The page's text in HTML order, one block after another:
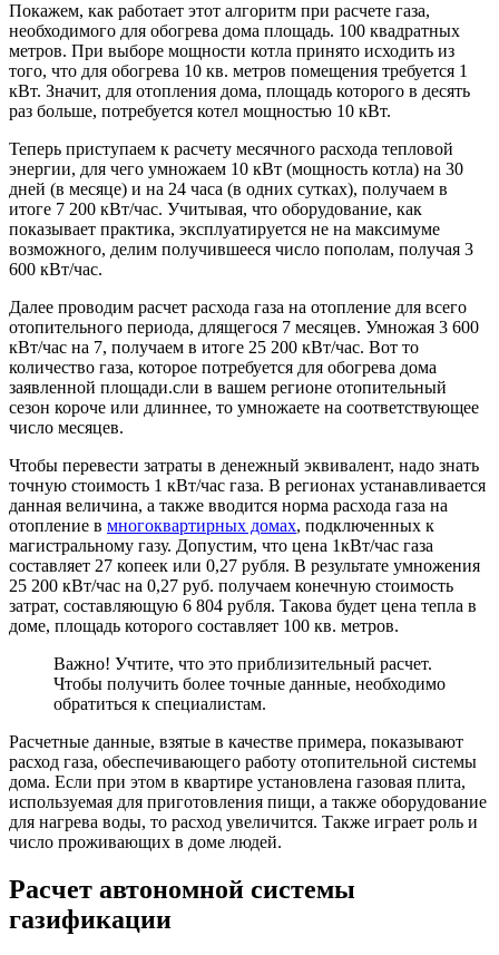
Покажем, как работает этот алгоритм при расчете газа,
необходимого для обогрева дома площадь. 100 квадратных
метров. При выборе мощности котла принято исходить из
того, что для обогрева 10 кв. метров помещения требуется 1
кВт. Значит, для отопления дома, площадь которого в десять
раз больше, потребуется котел мощностью 10 кВт.
Теперь приступаем к расчету месячного расхода тепловой
энергии, для чего умножаем 10 кВт (мощность котла) на 30
дней (в месяце) и на 24 часа (в одних сутках), получаем в
итоге 7 200 кВт/час. Учитывая, что оборудование, как
показывает практика, эксплуатируется не на максимуме
возможного, делим получившееся число пополам, получая 3
600 кВт/час.
Далее проводим расчет расхода газа на отопление для всего
отопительного периода, длящегося 7 месяцев. Умножая 3 600
кВт/час на 7, получаем в итоге 25 200 кВт/час. Вот то
количество газа, которое потребуется для обогрева дома
заявленной площади.сли в вашем регионе отопительный
сезон короче или длиннее, то умножаете на соответствующее
число месяцев.
Чтобы перевести затраты в денежный эквивалент, надо знать
точную стоимость 1 кВт/час газа. В регионах устанавливается
данная величина, а также вводится норма расхода газа на
отопление в многоквартирных домах, подключенных к
магистральному газу. Допустим, что цена 1кВт/час газа
составляет 27 копеек или 0,27 рубля. В результате умножения
25 200 кВт/час на 0,27 руб. получаем конечную стоимость
затрат, составляющую 6 804 рубля. Такова будет цена тепла в
доме, площадь которого составляет 100 кв. метров.
Важно! Учтите, что это приблизительный расчет.
Чтобы получить более точные данные, необходимо
обратиться к специалистам.
Расчетные данные, взятые в качестве примера, показывают
расход газа, обеспечивающего работу отопительной системы
дома. Если при этом в квартире установлена газовая плита,
используемая для приготовления пищи, а также оборудование
для нагрева воды, то расход увеличится. Также играет роль и
число проживающих в доме людей.
Расчет автономной системы
газификации